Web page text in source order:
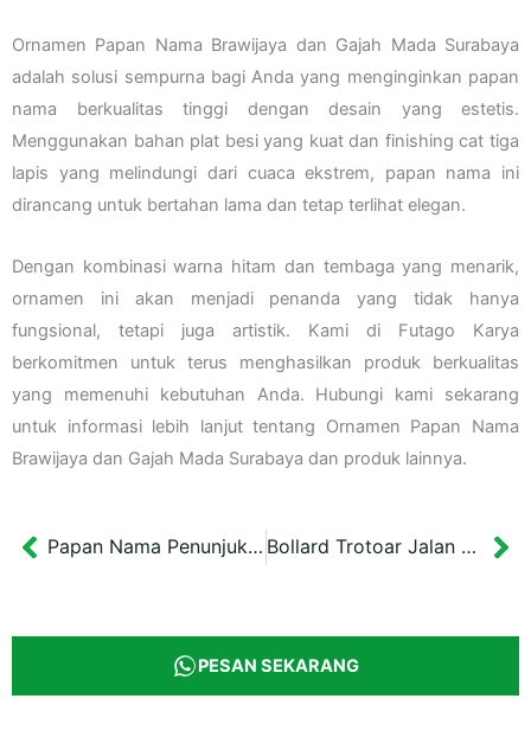
Ornamen Papan Nama Brawijaya dan Gajah Mada Surabaya
adalah solusi sempurna bagi Anda yang menginginkan papan
nama berkualitas tinggi dengan desain yang estetis.
Menggunakan bahan plat besi yang kuat dan finishing cat tiga
lapis yang melindungi dari cuaca ekstrem, papan nama ini
dirancang untuk bertahan lama dan tetap terlihat elegan.
Dengan kombinasi warna hitam dan tembaga yang menarik,
ornamen ini akan menjadi penanda yang tidak hanya
fungsional, tetapi juga artistik. Kami di Futago Karya
berkomitmen untuk terus menghasilkan produk berkualitas
yang memenuhi kebutuhan Anda. Hubungi kami sekarang
untuk informasi lebih lanjut tentang Ornamen Papan Nama
Brawijaya dan Gajah Mada Surabaya dan produk lainnya.
Prev Papan Nama Penunjuk Jalan Akrilik Semarang 85×17 cm Bollard Trotoar Jalan Tiang Pembatas Semarang 40 cm
PESAN SEKARANG